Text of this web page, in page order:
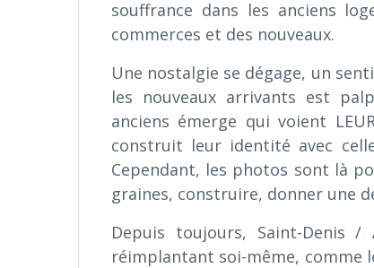
souffrance dans les anciens
commerces et des nouveaux.
Une nostalgie se dégage, un
les nouveaux arrivants est
anciens émerge qui voient
construit leur identité avec
Cependant, les photos sont là
graines, construire, donner une
Depuis toujours, Saint-
réimplantant soi-même, comme